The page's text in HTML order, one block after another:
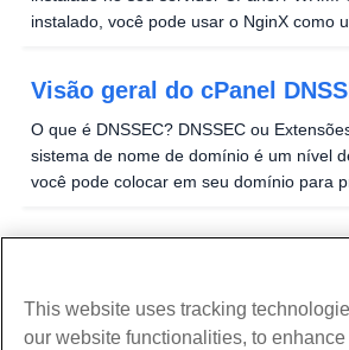
instalado, você pode usar o NginX como
Visão geral do cPanel
O que é DNSSEC? DNSSEC ou
sistema de nome de domínio é um nível
você pode colocar em seu domínio para
assinatura digital ou registros DS.O
This website uses tracking
our website functionalities, to enhance